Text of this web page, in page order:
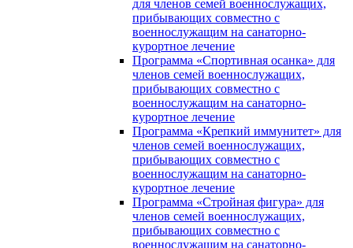
для членов семей военнослужащих,
прибывающих совместно с
военнослужащим на санаторно-
курортное лечение
Программа «Спортивная осанка» для
членов семей военнослужащих,
прибывающих совместно с
военнослужащим на санаторно-
курортное лечение
Программа «Крепкий иммунитет» для
членов семей военнослужащих,
прибывающих совместно с
военнослужащим на санаторно-
курортное лечение
Программа «Стройная фигура» для
членов семей военнослужащих,
прибывающих совместно с
военнослужащим на санаторно-